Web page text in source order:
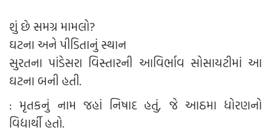
શું છે સમગ્ર મામલો?
ઘટના અને પીડિતાનું સ્થાન
સુરતના પાંડેસરા વિસ્તારની આવિર્ભાવ સોસાયટીમાં આ
ઘટના બની હતી.
: મૃતકનું નામ જહાં નિષાદ હતું, જે આઠમા ધોરણનો
વિદ્યાર્થી હતો.